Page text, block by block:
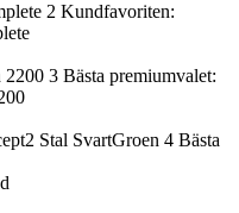
2 Kundfavoriten:
3 Bästa premiumvalet:
4 Bästa